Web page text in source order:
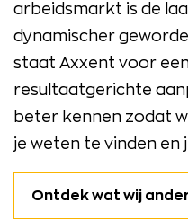
arbeidsmarkt is de
dynamischer
staat Axxent voor
resultaatgerichte
beter kennen zodat
je weten te vinden en
Ontdek wat wij